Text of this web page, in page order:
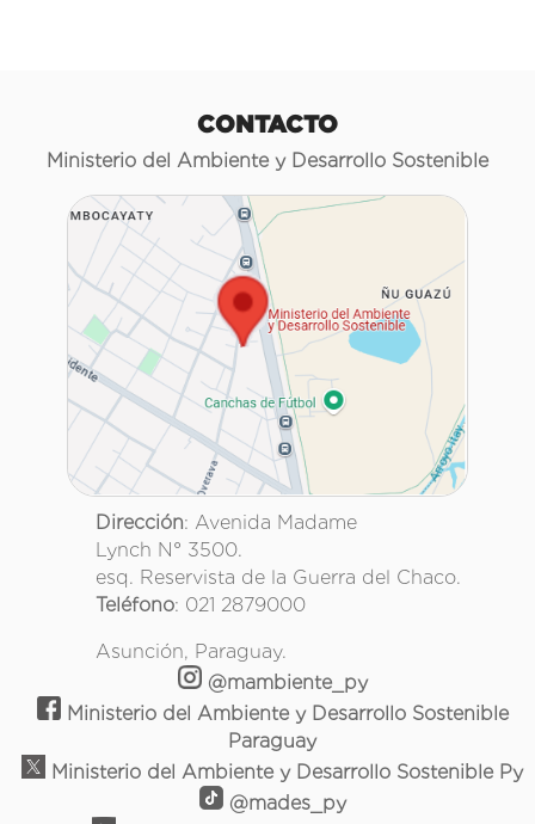
CONTACTO
Ministerio del Ambiente y Desarrollo Sostenible
Dirección: Avenida Madame
Lynch N° 3500.
esq. Reservista de la Guerra del Chaco.
Teléfono: 021 2879000
Asunción, Paraguay.
@mambiente_py
Ministerio del Ambiente y Desarrollo Sostenible
Paraguay
Ministerio del Ambiente y Desarrollo Sostenible Py
@mades_py